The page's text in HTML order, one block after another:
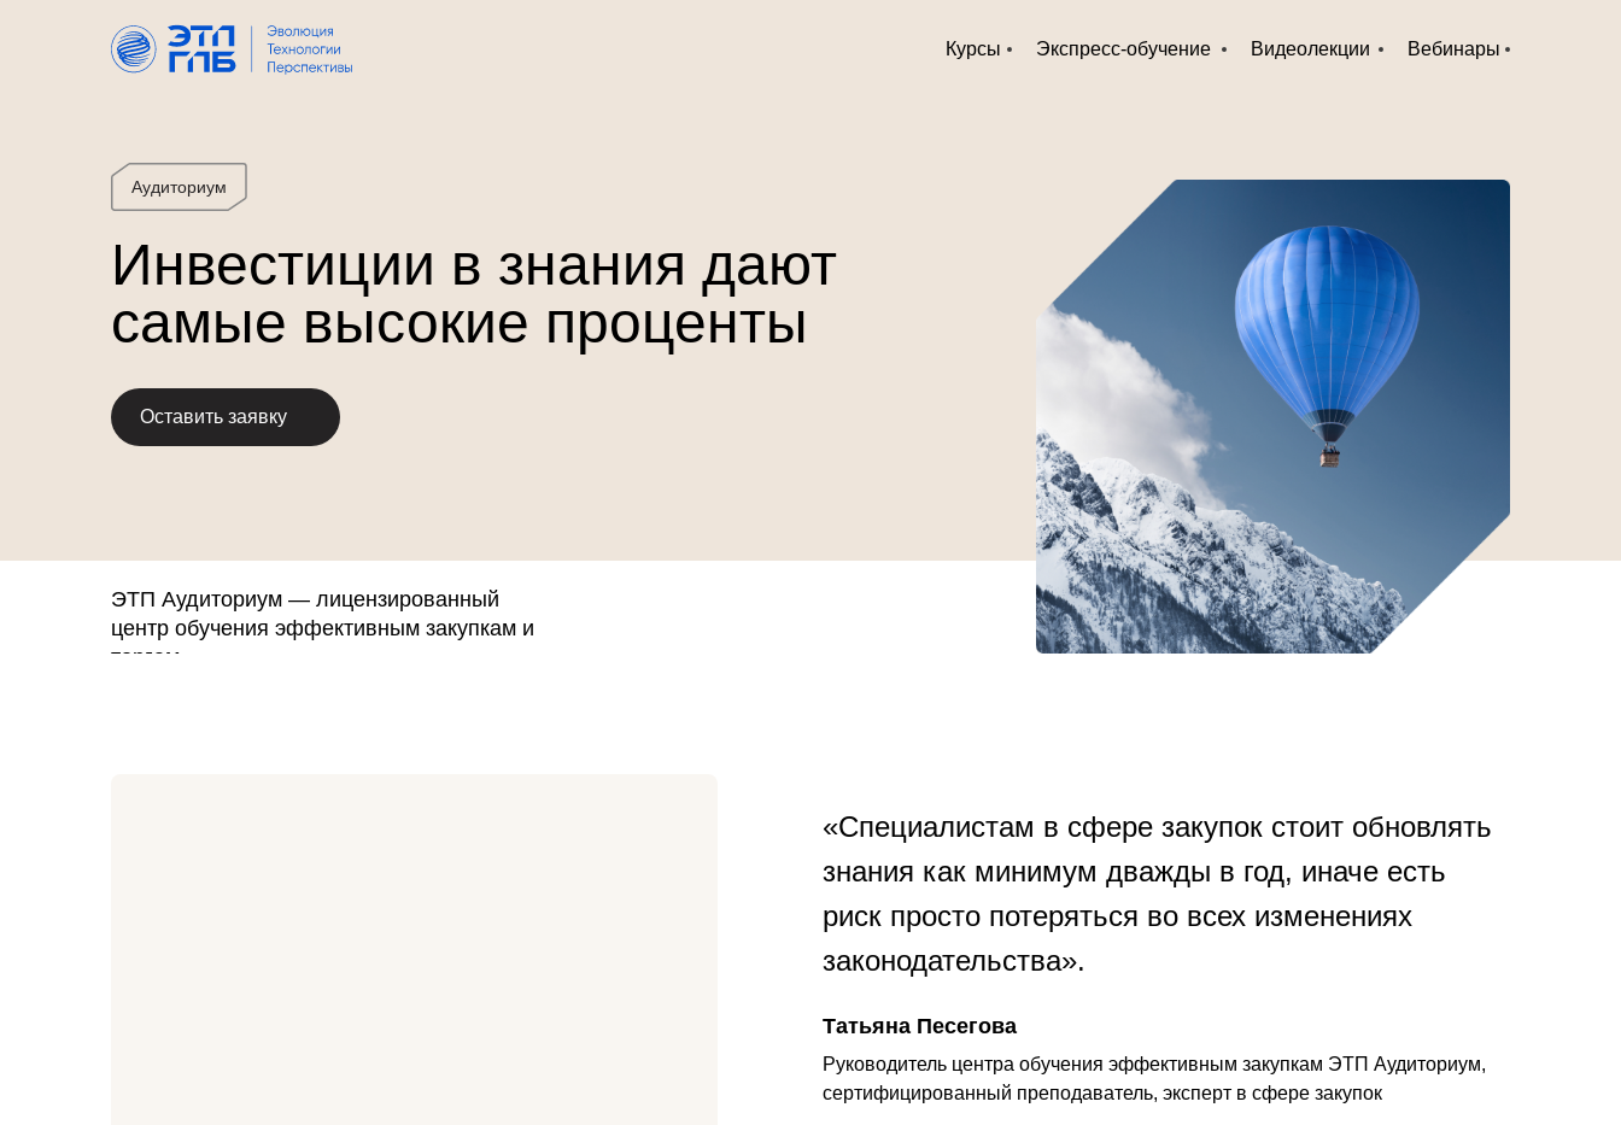
Инвестиции в знания дают
самые высокие проценты
ЭТП Аудиториум — лицензированный
центр обучения эффективным закупкам и
торгам
Курсы Экспресс-обучение
Аудиториум
Видеолекции
Оставить заявку
Вебинары
«Специалистам в сфере закупок стоит обновлять
знания как минимум дважды в год, иначе есть
риск просто потеряться во всех изменениях
законодательства».
Татьяна Песегова
Руководитель центра обучения эффективным закупкам ЭТП Аудиториум,
сертифицированный преподаватель, эксперт в сфере закупок